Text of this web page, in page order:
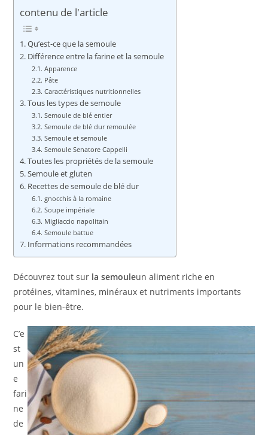
contenu de l'article
Qu’est-ce que la semoule
Différence entre la farine et la semoule
Apparence
Pâte
Caractéristiques nutritionnelles
Tous les types de semoule
Semoule de blé entier
Semoule de blé dur remoulée
Semoule et semoule
Semoule Senatore Cappelli
Toutes les propriétés de la semoule
Semoule et gluten
Recettes de semoule de blé dur
gnocchis à la romaine
Soupe impériale
Migliaccio napolitain
Semoule battue
Informations recommandées
Découvrez tout sur la semouleun aliment riche en
protéines, vitamines, minéraux et nutriments importants
pour le bien-être.
C’e
st
un
e
fari
ne
de